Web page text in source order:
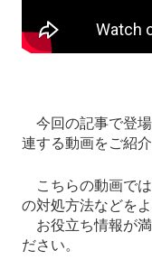
今回の記事で登場
連する動画をご紹介
こちらの動画で
の対処方法などを
お役立ち情報が満
ださい。